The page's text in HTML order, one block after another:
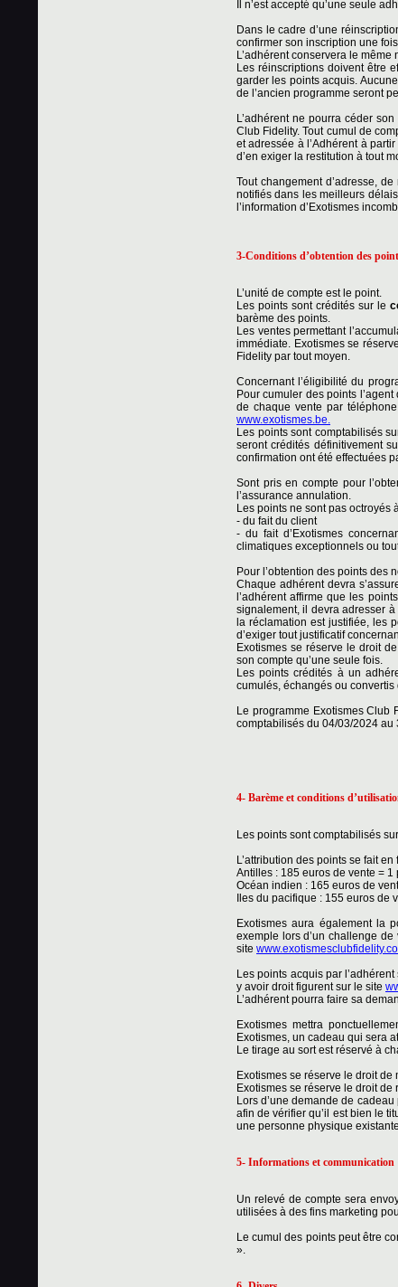
Il n’est accepté qu’une seule
Dans le cadre d’une
confirmer son inscription une
L’adhérent conservera le
Les réinscriptions doivent être
garder les points acquis.
de l’ancien programme seront
L’adhérent ne pourra céder
Club Fidelity. Tout cumul de
et adressée à l’Adhérent à
d’en exiger la restitution à tout
Tout changement d’adresse,
notifiés dans les meilleurs
l’information d’Exotismes
3-Conditions d’obtention des
L’unité de compte est le point.
Les points sont crédités sur le
barème des points.
Les ventes permettant
immédiate. Exotismes se
Fidelity par tout moyen.
Concernant l’éligibilité du
Pour cumuler des points
de chaque vente par
www.exotismes.be.
Les points sont comptabilisés
seront crédités définitivement
confirmation ont été effectuées
Sont pris en compte pour
l’assurance annulation.
Les points ne sont pas octroyés
- du fait du client
- du fait d’Exotismes
climatiques exceptionnels ou
Pour l’obtention des points des
Chaque adhérent devra
l’adhérent affirme que les
signalement, il devra adresser
la réclamation est justifiée, les
d’exiger tout justificatif
Exotismes se réserve le droit
son compte qu’une seule fois.
Les points crédités à un
cumulés, échangés ou
Le programme Exotismes Club
comptabilisés du 04/03/2024 au
4- Barème et conditions
Les points sont comptabilisés
L’attribution des points se fait
Antilles : 185 euros de vente = 1
Océan indien : 165 euros de
Iles du pacifique : 155 euros de
Exotismes aura également la
exemple lors d’un challenge
site
Les points acquis par
y avoir droit figurent sur le site
L’adhérent pourra faire sa
Exotismes mettra
Exotismes, un cadeau qui sera
Le tirage au sort est réservé à
Exotismes se réserve le droit
Exotismes se réserve le droit
Lors d’une demande de
afin de vérifier qu’il est bien le
une personne physique
5- Informations et communication
Un relevé de compte sera
utilisées à des fins marketing
Le cumul des points peut être
».